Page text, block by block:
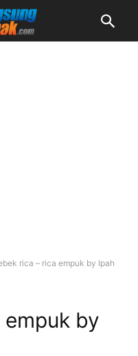
rica – rica empuk by Ipah
empuk by